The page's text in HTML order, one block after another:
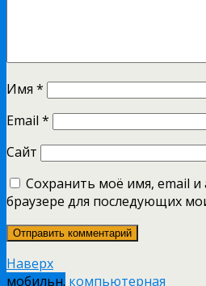
Имя *
Email *
Сайт
Сохранить моё имя, email и
браузере для последующих
Наверх
мобильн. компьютерная